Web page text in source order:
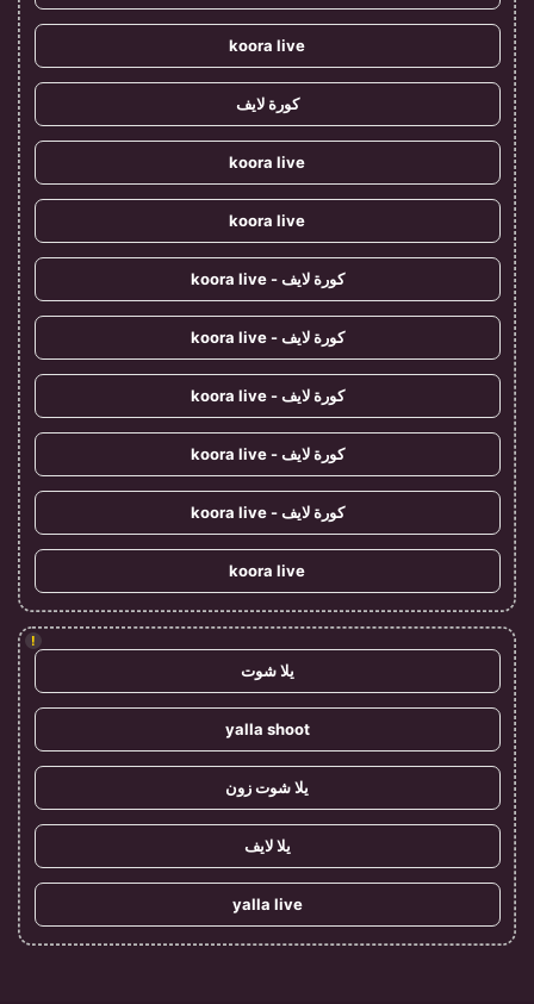
koora live
كورة لايف
koora live
koora live
كورة لايف - koora live
كورة لايف - koora live
كورة لايف - koora live
كورة لايف - koora live
كورة لايف - koora live
koora live
!
يلا شوت
yalla shoot
يلا شوت زون
يلا لايف
yalla live